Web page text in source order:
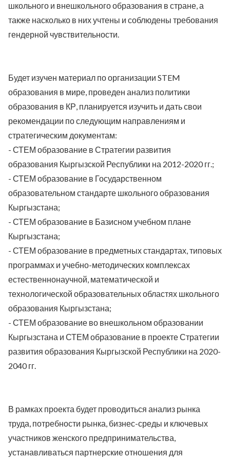
школьного и внешкольного образования в стране, а
также насколько в них учтены и соблюдены требования
гендерной чувствительности.
Будет изучен материал по организации STEM
образования в мире, проведен анализ политики
образования в КР, планируется изучить и дать свои
рекомендации по следующим направлениям и
стратегическим документам:
- СТЕМ образование в Стратегии развития
образования Кыргызской Республики на 2012-2020 гг.;
- СТЕМ образование в Государственном
образовательном стандарте школьного образования
Кыргызстана;
- СТЕМ образование в Базисном учебном плане
Кыргызстана;
- СТЕМ образование в предметных стандартах, типовых
программах и учебно-методических комплексах
естественнонаучной, математической и
технологической образовательных областях школьного
образования Кыргызстана;
- СТЕМ образование во внешкольном образовании
Кыргызстана и СТЕМ образование в проекте Стратегии
развития образования Кыргызской Республики на 2020-
2040 гг.
В рамках проекта будет проводиться анализ рынка
труда, потребности рынка, бизнес-среды и ключевых
участников женского предпринимательства,
устанавливаться партнерские отношения для